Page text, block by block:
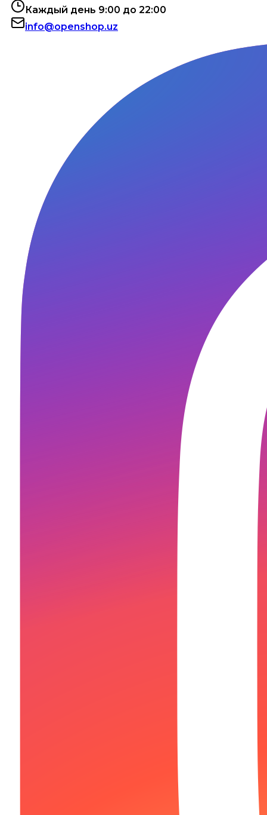
Каждый день 9:00 до 22:00
info@openshop.uz